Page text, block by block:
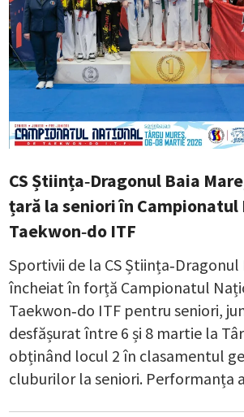
CS Știința‑Dragonul Baia
țară la seniori în
Taekwon‑do ITF
Sportivii de la CS Știința‑Dragonul
încheiat în forță Campionatul
Taekwon‑do ITF pentru seniori,
desfășurat între 6 și 8 martie la
obținând locul 2 în clasamentul
cluburilor la seniori. Performanța